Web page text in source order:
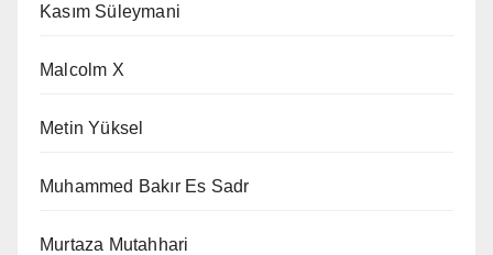
Kasım Süleymani
Malcolm X
Metin Yüksel
Muhammed Bakır Es Sadr
Murtaza Mutahhari